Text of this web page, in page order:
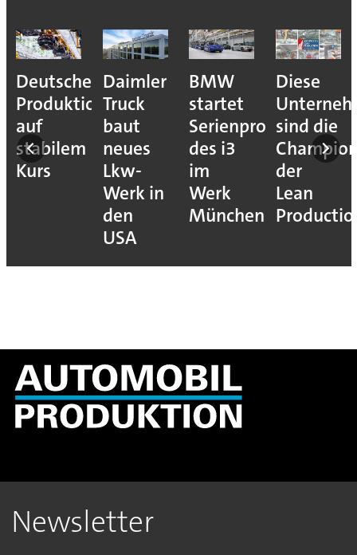
Deutsche
Produktion
auf
stabilem
Kurs
Daimler
Truck
baut
neues
Lkw-
Werk in
den
USA
BMW
startet
Serienproduktion
des i3
im
Werk
München
Diese
sind die
der
Lean
Newsletter